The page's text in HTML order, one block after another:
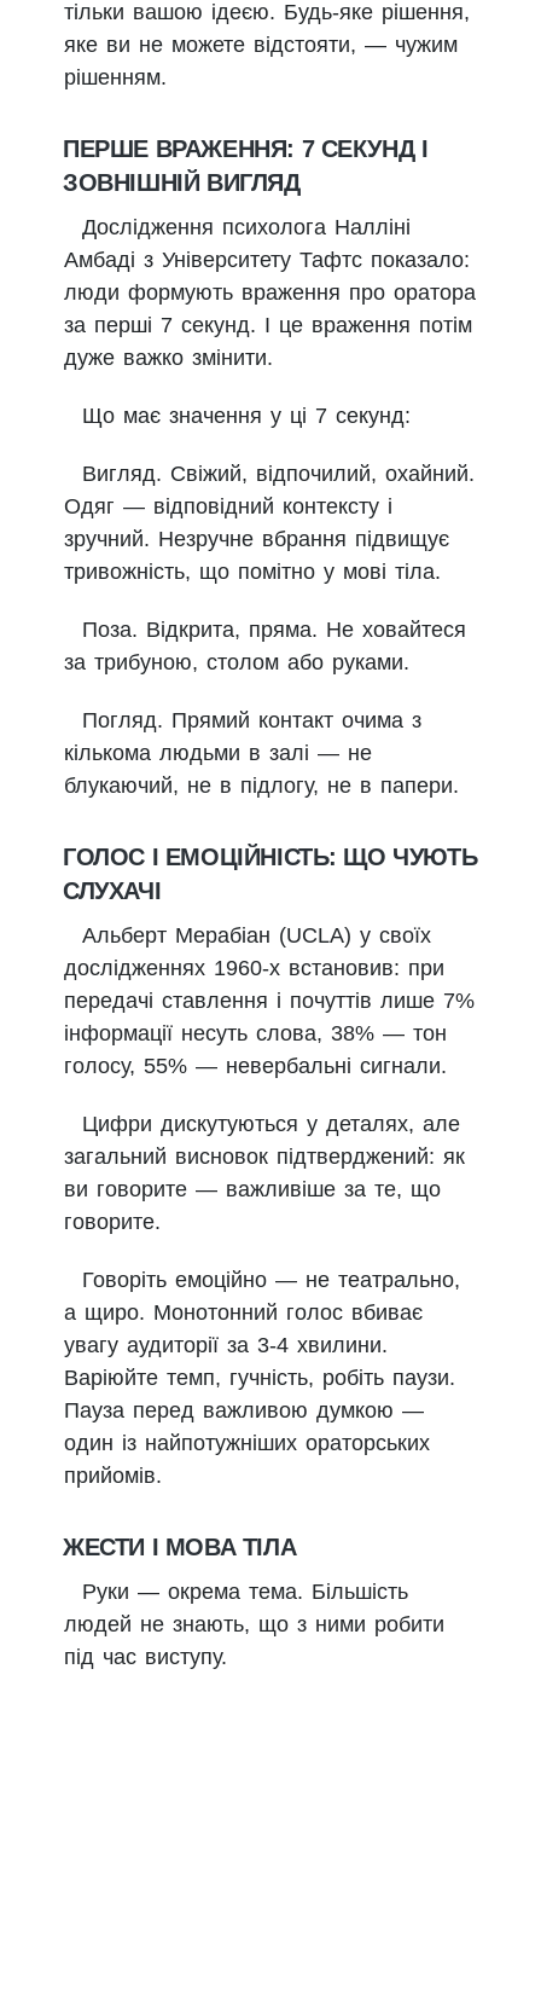
тільки вашою ідеєю. Будь-яке рішення,
яке ви не можете відстояти, — чужим
рішенням.
ПЕРШЕ ВРАЖЕННЯ: 7 СЕКУНД І
ЗОВНІШНІЙ ВИГЛЯД
Дослідження психолога Налліні
Амбаді з Університету Тафтс показало:
люди формують враження про оратора
за перші 7 секунд. І це враження потім
дуже важко змінити.
Що має значення у ці 7 секунд:
Вигляд. Свіжий, відпочилий, охайний.
Одяг — відповідний контексту і
зручний. Незручне вбрання підвищує
тривожність, що помітно у мові тіла.
Поза. Відкрита, пряма. Не ховайтеся
за трибуною, столом або руками.
Погляд. Прямий контакт очима з
кількома людьми в залі — не
блукаючий, не в підлогу, не в папери.
ГОЛОС І ЕМОЦІЙНІСТЬ: ЩО ЧУЮТЬ
СЛУХАЧІ
Альберт Мерабіан (UCLA) у своїх
дослідженнях 1960-х встановив: при
передачі ставлення і почуттів лише 7%
інформації несуть слова, 38% — тон
голосу, 55% — невербальні сигнали.
Цифри дискутуються у деталях, але
загальний висновок підтверджений: як
ви говорите — важливіше за те, що
говорите.
Говоріть емоційно — не театрально,
а щиро. Монотонний голос вбиває
увагу аудиторії за 3-4 хвилини.
Варіюйте темп, гучність, робіть паузи.
Пауза перед важливою думкою —
один із найпотужніших ораторських
прийомів.
ЖЕСТИ І МОВА ТІЛА
Руки — окрема тема. Більшість
людей не знають, що з ними робити
під час виступу.